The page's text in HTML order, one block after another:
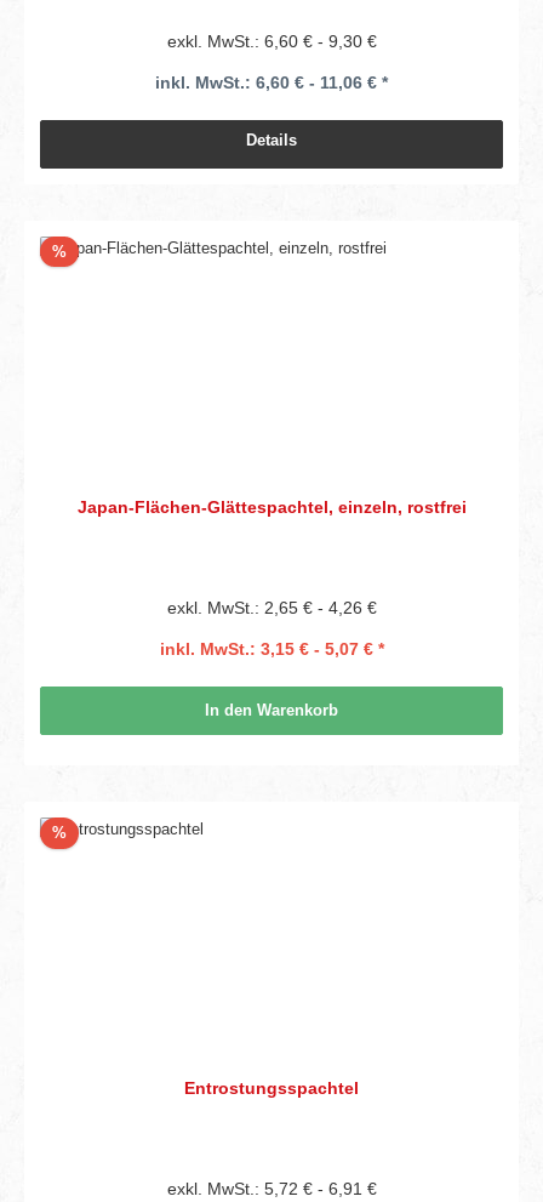
exkl. MwSt.: 6,60 € - 9,30 €
inkl. MwSt.: 6,60 € - 11,06 € *
Details
%Rabatt
Japan-Flächen-Glättespachtel, einzeln, rostfrei
exkl. MwSt.: 2,65 € - 4,26 €
inkl. MwSt.: 3,15 € - 5,07 € *
In den Warenkorb
%Rabatt
Entrostungsspachtel
exkl. MwSt.: 5,72 € - 6,91 €